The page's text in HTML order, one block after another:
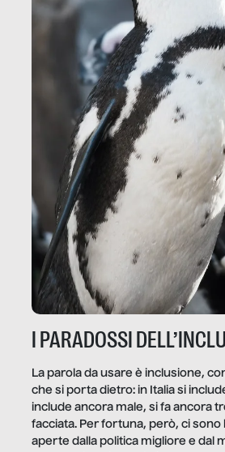
I PARADOSSI
La parola da usare è inclusione,
che si porta dietro: in Italia si
include ancora male, si fa ancora
facciata. Per fortuna, però, ci sono
aperte dalla politica migliore e dal